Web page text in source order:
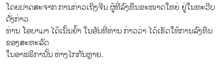
ໂດຍປາດສະຈາກ ການ​ກ່າວເຖິງຈີນ ຜູ້ທີ່ລົງທຶນຂະໜາດໃຫຍ່ ຢູ່ໃນທະວີບ
ດັ່ງກ່າວ
ທ່ານ ໂອບາມາ ໄດ້ເນັ້ນຢ້ຳ ໃນອັນທີ່ທ່ານ ກ່າວວ່າ ໄດ້ເຮັດໃຫ້ການລົງທຶນ
ຂອງສະຫະລັດ
ໃນອາຟຣິການັ້ນ ຫ່າງ​ໄກກັນຫຼາຍ.